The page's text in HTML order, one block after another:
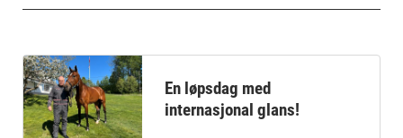
En løpsdag med
internasjonal glans!